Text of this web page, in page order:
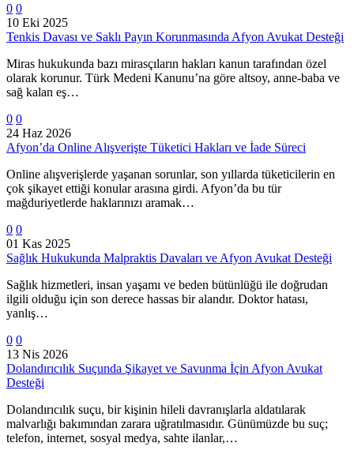
0 0
10 Eki 2025
Tenkis Davası ve Saklı Payın Korunmasında Afyon Avukat Desteği
Miras hukukunda bazı mirasçıların hakları kanun tarafından özel
olarak korunur. Türk Medeni Kanunu’na göre altsoy, anne-baba ve
sağ kalan eş…
0 0
24 Haz 2026
Afyon’da Online Alışverişte Tüketici Hakları ve İade Süreci
Online alışverişlerde yaşanan sorunlar, son yıllarda tüketicilerin en
çok şikayet ettiği konular arasına girdi. Afyon’da bu tür
mağduriyetlerde haklarınızı aramak…
0 0
01 Kas 2025
Sağlık Hukukunda Malpraktis Davaları ve Afyon Avukat Desteği
Sağlık hizmetleri, insan yaşamı ve beden bütünlüğü ile doğrudan
ilgili olduğu için son derece hassas bir alandır. Doktor hatası,
yanlış…
0 0
13 Nis 2026
Dolandırıcılık Suçunda Şikayet ve Savunma İçin Afyon Avukat
Desteği
Dolandırıcılık suçu, bir kişinin hileli davranışlarla aldatılarak
malvarlığı bakımından zarara uğratılmasıdır. Günümüzde bu suç;
telefon, internet, sosyal medya, sahte ilanlar,…